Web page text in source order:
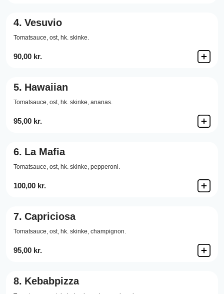
4. Vesuvio
Tomatsauce, ost, hk. skinke.
90,00 kr.
5. Hawaiian
Tomatsauce, ost, hk. skinke, ananas.
95,00 kr.
6. La Mafia
Tomatsauce, ost, hk. skinke, pepperoni.
100,00 kr.
7. Capriciosa
Tomatsauce, ost, hk. skinke, champignon.
95,00 kr.
8. Kebabpizza